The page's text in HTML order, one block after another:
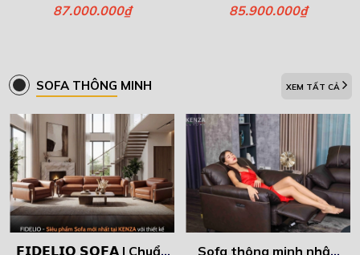
khẩu góc Gemma
87.000.000₫
khẩu – Văng ba Nora
85.900.000₫
SOFA THÔNG MINH XEM TẤT CẢ
𝗙𝗜𝗗𝗘𝗟𝗜𝗢 𝗦𝗢𝗙𝗔 | Chuẩn
Sofa thông minh nhập